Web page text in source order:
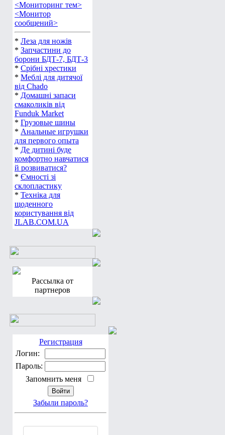
<Мониторинг тем>
<Монитор
сообщений>
* Леза для ножів
* Запчастини до
борони БДТ-7, БДТ-3
* Срібні хрестики
* Меблі для дитячої
від Chado
* Домашні запаси
смаколиків від
Funduk Market
* Грузовые шины
* Анальные игрушки
для первого опыта
* Де дитині буде
комфортно навчатися
й розвиватися?
* Ємності зі
склопластику
* Техніка для
щоденного
користування від
JLAB.COM.UA
Рассылка от
партнеров
Регистрация
Логин:
Пароль:
Запомнить меня
Забыли пароль?